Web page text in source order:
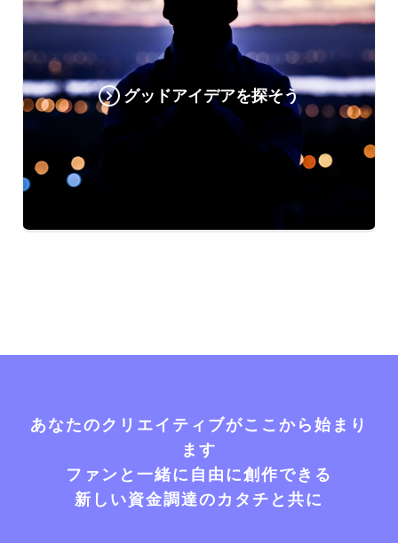
グッドアイデアを探そう
あなたのクリエイティブがここから始まり
ます
ファンと一緒に自由に創作できる
新しい資金調達のカタチと共に